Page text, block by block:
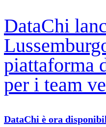
DataChi
piattaforma
per i team
DataChi è ora